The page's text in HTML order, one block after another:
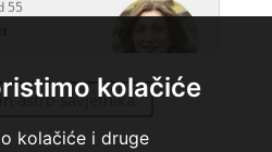
kolačiće
kolačiće i druge
064/600-600
astro savjetnika